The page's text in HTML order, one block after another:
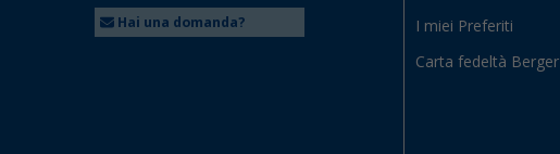
Hai una domanda? I miei Preferiti
Carta fedeltà Berger